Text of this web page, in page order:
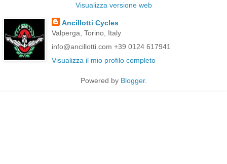
Visualizza versione web
Ancillotti Cycles
Valperga, Torino, Italy
info@ancillotti.com +39 0124 617941
Visualizza il mio profilo completo
Powered by Blogger.